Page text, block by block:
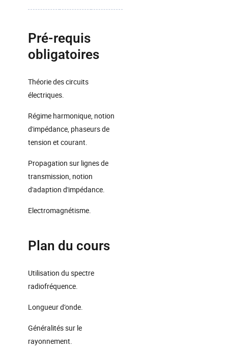
Pré-requis
obligatoires
Théorie des circuits
électriques.
Régime harmonique, notion
d'impédance, phaseurs de
tension et courant.
Propagation sur lignes de
transmission, notion
d'adaption d'impédance.
Electromagnétisme.
Plan du cours
Utilisation du spectre
radiofréquence.
Longueur d’onde.
Généralités sur le
rayonnement.